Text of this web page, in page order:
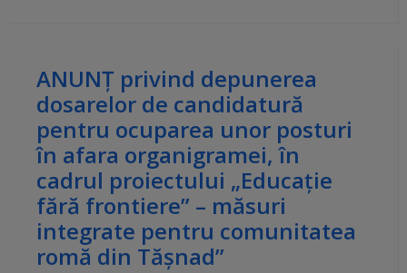
ANUNȚ privind depunerea
dosarelor de candidatură
pentru ocuparea unor posturi
în afara organigramei, în
cadrul proiectului „Educație
fără frontiere” – măsuri
integrate pentru comunitatea
romă din Tășnad”